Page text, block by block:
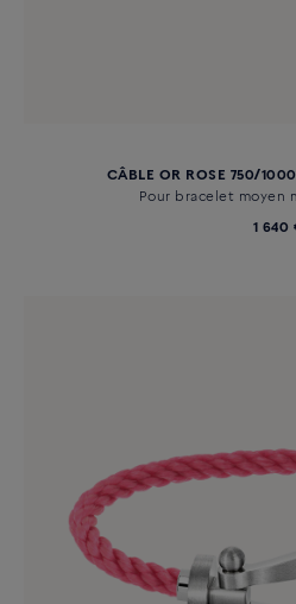
CÂBLE OR ROSE 750/
Pour bracelet moyen
1 640